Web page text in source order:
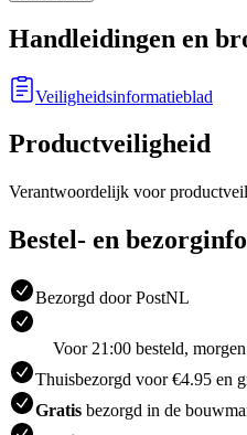
Handleidingen en
Veiligheidsinformatieblad
Productveiligheid
Verantwoordelijk voor
Bestel- en
Bezorgd door PostNL
Voor 21:00 besteld,
Thuisbezorgd voor €4.95 en
Gratis bezorgd in de